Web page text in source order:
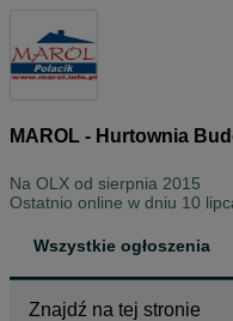
MAROL - Hurtownia
Na OLX od sierpnia 2015
Ostatnio online w dniu 10
Wszystkie ogłoszenia
Znajdź na tej stronie